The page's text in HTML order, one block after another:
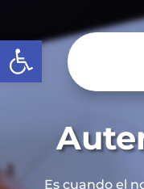
Abrir barra de
Es cuando el